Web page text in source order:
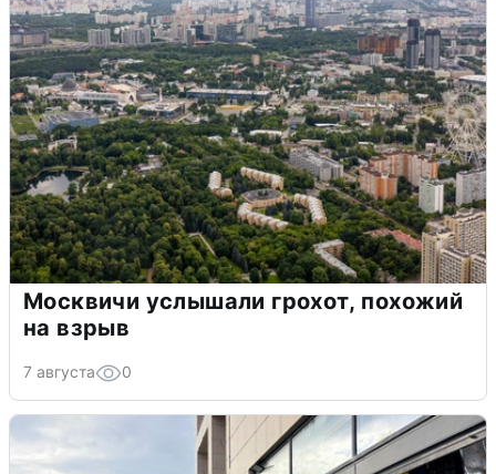
Москвичи услышали грохот, похожий
на взрыв
7 августа 0